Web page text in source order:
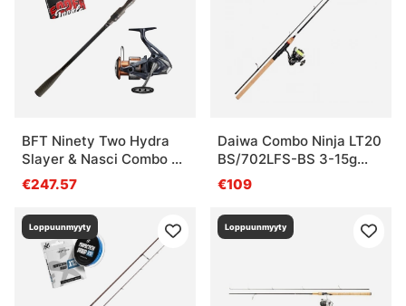
BFT Ninety Two Hydra
Slayer & Nasci Combo 8'
-100g
€247.57
Daiwa Combo Ninja LT20
BS/702LFS-BS 3-15g
PMC
€109
Loppuunmyyty Loppuunmyyty